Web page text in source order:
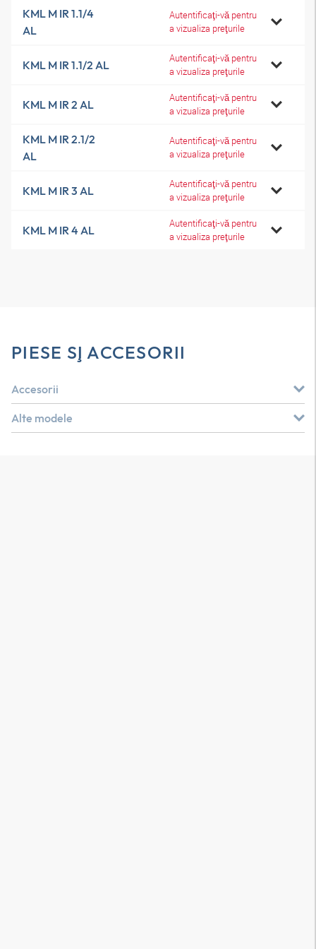
KML M IR 1.1/4
AL
Autentificaţi-vă pentru
a vizualiza preţurile
KML M IR 1.1/2 AL
Autentificaţi-vă pentru
a vizualiza preţurile
KML M IR 2 AL
Autentificaţi-vă pentru
a vizualiza preţurile
KML M IR 2.1/2
AL
Autentificaţi-vă pentru
a vizualiza preţurile
KML M IR 3 AL
Autentificaţi-vă pentru
a vizualiza preţurile
KML M IR 4 AL
Autentificaţi-vă pentru
a vizualiza preţurile
PIESE ŞI ACCESORII
Accesorii
Alte modele